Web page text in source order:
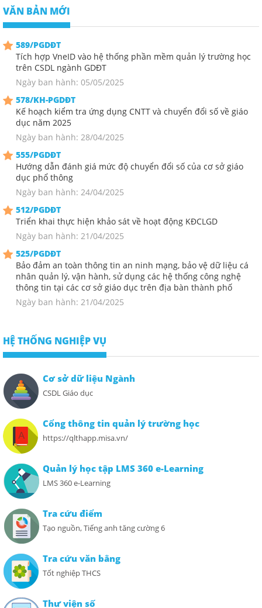
VĂN BẢN MỚI
589/PGDĐT
Tích hợp VneID vào hệ thống phần mềm quản lý trường học
trên CSDL ngành GDĐT
Ngày ban hành: 05/05/2025
578/KH-PGDĐT
Kế hoạch kiểm tra ứng dụng CNTT và chuyển đổi số về giáo
dục năm 2025
Ngày ban hành: 28/04/2025
555/PGDĐT
Hướng dẫn đánh giá mức độ chuyển đổi số của cơ sở giáo
dục phổ thông
Ngày ban hành: 24/04/2025
512/PGDĐT
Triển khai thực hiện khảo sát về hoạt động KĐCLGD
Ngày ban hành: 21/04/2025
525/PGDĐT
Bảo đảm an toàn thông tin an ninh mạng, bảo vệ dữ liệu cá
nhân quản lý, vận hành, sử dụng các hệ thống công nghệ
thông tin tại các cơ sở giáo dục trên địa bàn thành phố
Ngày ban hành: 21/04/2025
HỆ THỐNG NGHIỆP VỤ
Cơ sở dữ liệu Ngành
CSDL Giáo dục
Cổng thông tin quản lý trường học
https://qlthapp.misa.vn/
Quản lý học tập LMS 360 e-Learning
LMS 360 e-Learning
Tra cứu điểm
Tạo nguồn, Tiếng anh tăng cường 6
Tra cứu văn bằng
Tốt nghiệp THCS
Thư viện số